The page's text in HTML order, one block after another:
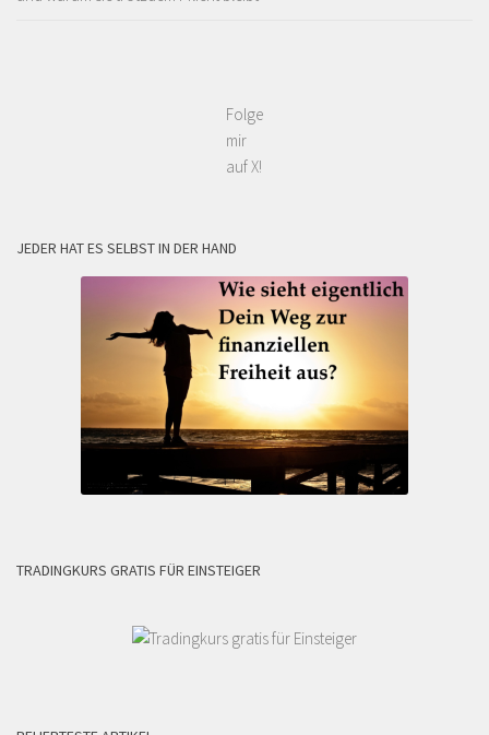
Folge
mir
auf X!
JEDER HAT ES SELBST IN DER HAND
TRADINGKURS GRATIS FÜR EINSTEIGER